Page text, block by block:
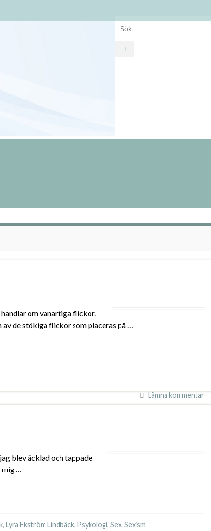
Search for:
om vanartiga flickor.
av de stökiga flickor som placeras på …
Lämna kommentar
blev äcklad och tappade
mig …
, Lyra Ekström Lindbäck, Psykologi, Sex, Sexism